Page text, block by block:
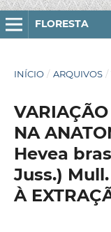
FLORESTA
INÍCIO / ARQUIVOS /
NA
Hevea
Juss.)
À